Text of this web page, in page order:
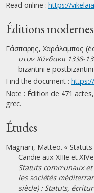
Read online : https://
Éditions modernes
Γάσπαρης, Χαράλαμπος
στον Χάνδακα 1338-
bizantini e
Find the document :
Note : Édition de 471
grec.
Études
Magnani, Matteo. «
Candie aux XIIIe et
Statuts communaux
les sociétés
siècle) : Statuts,